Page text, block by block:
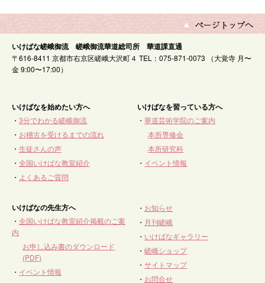
いけばな嵯峨御流 嵯峨御流華道総司所 華道課直通
〒616-8411 京都市右京区嵯峨大沢町４ TEL：075-871-0073 （大覚寺 月〜
金 9:00〜17:00）
いけばなを始めたい方へ
・ 3分でわかる嵯峨御流
・ お稽古を受けるまでの流れ
・ 生徒さんの声
・ 全国いけばな教室紹介
・ よくあるご質問
いけばなを習っている方へ
・華道芸術学院のご案内
本所専修会
本所研究科
・ イベント情報
いけばなの先生方へ
・ 全国いけばな教室紹介掲載のご案
内
お申し込み書のダウンロード
(PDF)
・ イベント情報
・ お知らせ
・ 月刊嵯峨
・ いけばなギャラリー
・嵯峨ショップ
・サイトマップ
・ お問合せ